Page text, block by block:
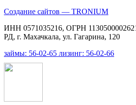
Создание сайтов — TRONIUM
ИНН 0571035216, ОГРН
РД, г. Махачкала, ул. Гагарина, 120
займы: 56-02-65 лизинг: 56-02-66